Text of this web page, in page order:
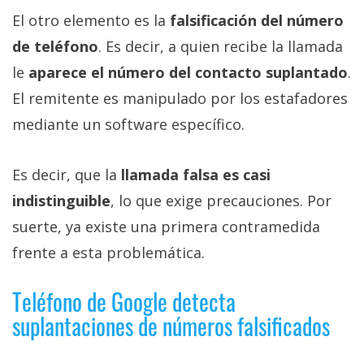
El otro elemento es la falsificación del número
de teléfono. Es decir, a quien recibe la llamada
le aparece el número del contacto suplantado.
El remitente es manipulado por los estafadores
mediante un software específico.
Es decir, que la llamada falsa es casi
indistinguible, lo que exige precauciones. Por
suerte, ya existe una primera contramedida
frente a esta problemática.
Teléfono de Google detecta
suplantaciones de números falsificados